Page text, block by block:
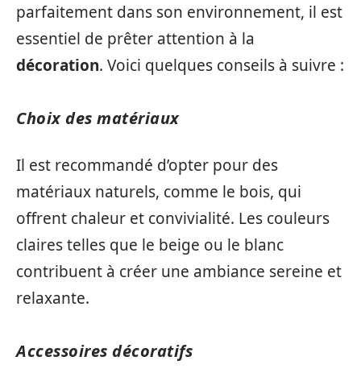
parfaitement dans son environnement, il est
essentiel de prêter attention à la
décoration. Voici quelques conseils à suivre :
Choix des matériaux
Il est recommandé d’opter pour des
matériaux naturels, comme le bois, qui
offrent chaleur et convivialité. Les couleurs
claires telles que le beige ou le blanc
contribuent à créer une ambiance sereine et
relaxante.
Accessoires décoratifs